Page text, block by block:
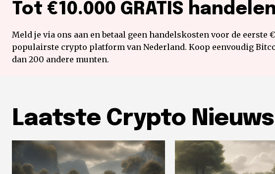
Tot €10.000 GRATIS handelen
Meld je via ons aan en betaal geen handelskosten voor de eerste
populairste crypto platform van Nederland. Koop eenvoudig
dan 200 andere munten.
Laatste Crypto Nieuws